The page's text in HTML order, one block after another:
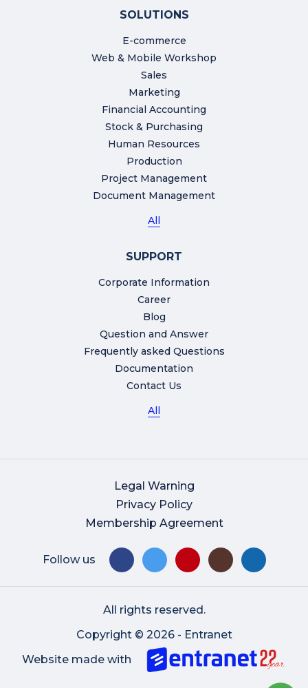
SOLUTIONS
E-commerce
Web & Mobile Workshop
Sales
Marketing
Financial Accounting
Stock & Purchasing
Human Resources
Production
Project Management
Document Management
All
SUPPORT
Corporate Information
Career
Blog
Question and Answer
Frequently asked Questions
Documentation
Contact Us
All
Legal Warning
Privacy Policy
Membership Agreement
Follow us
All rights reserved.
Copyright © 2026 - Entranet
Website made with